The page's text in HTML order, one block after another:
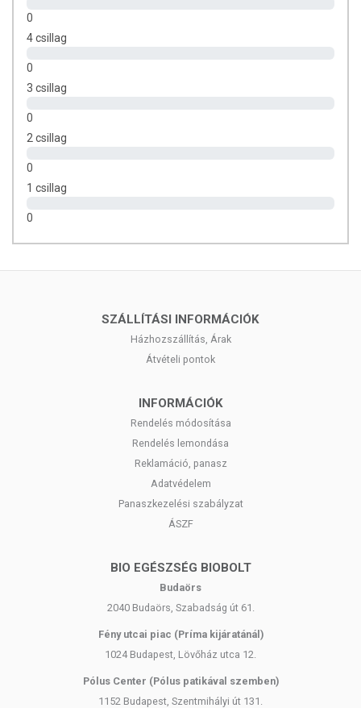
törekszünk, hogy naprakészek legyenek. Szeretnénk azonban felhívni
a figyelmet, hogy a webshopon szereplő adatok (beleértve a
csupán tájékoztató jellegűek, a tényleges értékek eltérhetnek az
élelmiszerek természetéből adódóan. A friss, aktuális információkat a
0
4 csillag
0
3 csillag
0
2 csillag
0
1 csillag
0
SZÁLLÍTÁSI INFORMÁCIÓK
Házhozszállítás, Árak
Átvételi pontok
INFORMÁCIÓK
Rendelés módosítása
Rendelés lemondása
Reklamáció, panasz
Adatvédelem
Panaszkezelési szabályzat
ÁSZF
BIO EGÉSZSÉG BIOBOLT
Budaörs
2040 Budaörs, Szabadság út 61.
Fény utcai piac (Príma kijáratánál)
1024 Budapest, Lövőház utca 12.
Pólus Center (Pólus patikával szemben)
1152 Budapest, Szentmihályi út 131.